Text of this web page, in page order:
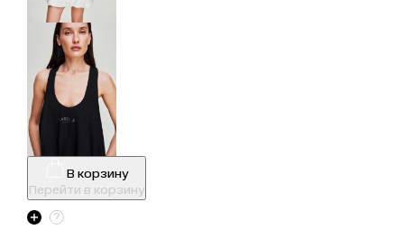
В корзину
Перейти в корзину